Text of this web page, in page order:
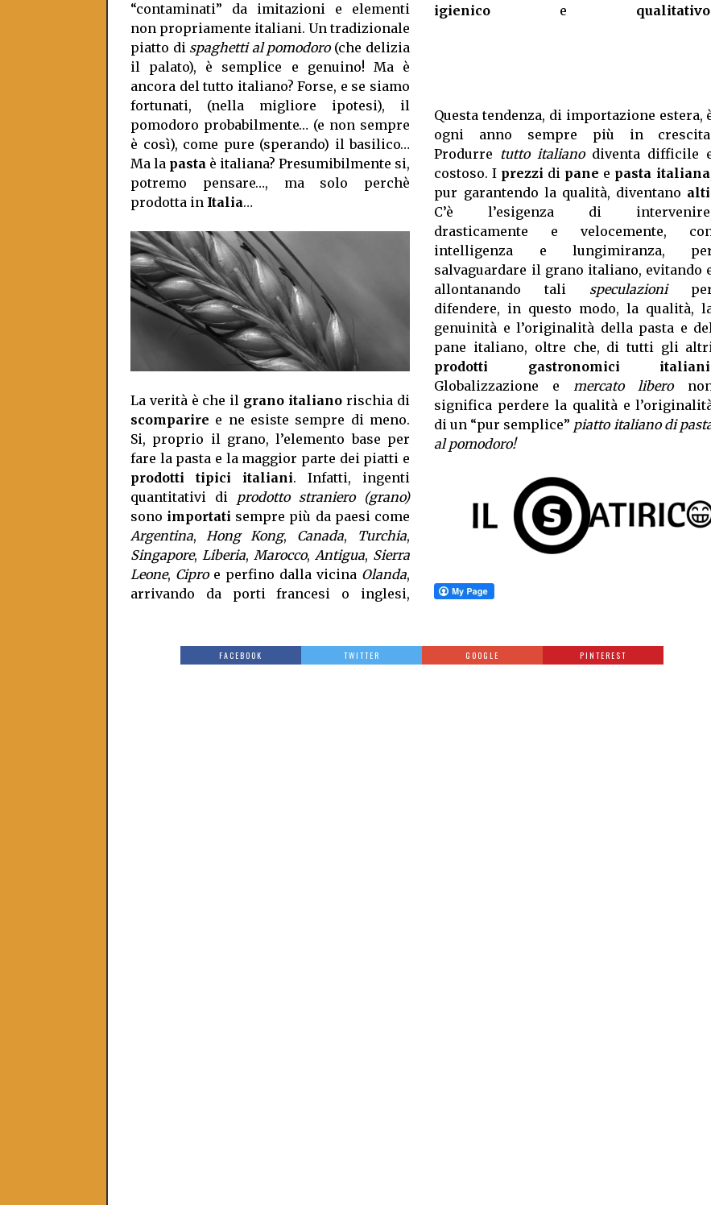
“contaminati” da imitazioni e elementi
non propriamente italiani. Un tradizionale
piatto di spaghetti al pomodoro (che delizia
il palato), è semplice e genuino! Ma è
ancora del tutto italiano? Forse, e se siamo
fortunati, (nella migliore ipotesi), il
pomodoro probabilmente… (e non sempre
è così), come pure (sperando) il basilico…
Ma la pasta è italiana? Presumibilmente si,
potremo pensare…, ma solo perchè
prodotta in Italia…
La verità è che il grano italiano rischia di
scomparire e ne esiste sempre di meno.
Si, proprio il grano, l’elemento base per
fare la pasta e la maggior parte dei piatti e
prodotti tipici italiani. Infatti, ingenti
quantitativi di prodotto straniero (grano)
sono importati sempre più da paesi come
Argentina, Hong Kong, Canada, Turchia,
Singapore, Liberia, Marocco, Antigua, Sierra
Leone, Ciproe perfino dalla vicina Olanda,
arrivando da porti francesi o inglesi,
igienico e qualitativo
Questa tendenza, di importazione estera,
ogni anno sempre più in
Produrre tutto italianodiventa difficile
costoso. I prezzi di pane e pasta italiana
pur garantendo la qualità, diventano alti
C’è l’esigenza di
drasticamente e velocemente,
intelligenza e lungimiranza,
salvaguardare il grano italiano, evitando
allontanando tali speculazioni
difendere, in questo modo, la qualità,
genuinità e l’originalità della pasta e
pane italiano, oltre che, di tutti gli
prodotti gastronomici italiani
Globalizzazione emercato libero
significa perdere la qualità e
di un “pur semplice” piatto italiano di
al pomodoro!
FACEBOOK TWITTER GOOGLE PINTEREST